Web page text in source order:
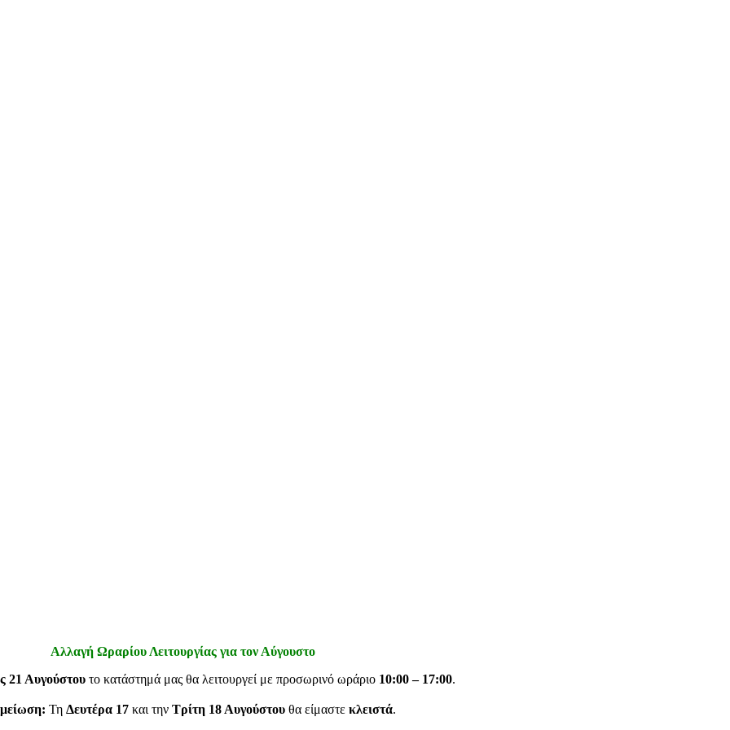
Αλλαγή Ωραρίου Λειτουργίας για τον Αύγουστο
21 Αυγούστου το κατάστημά μας θα λειτουργεί με προσωρινό ωράριο 10:00 – 17:00.
Τη Δευτέρα 17 και την Τρίτη 18 Αυγούστου θα είμαστε κλειστά.